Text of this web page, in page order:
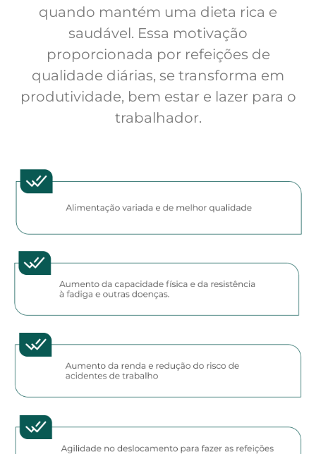
quando mantém uma dieta rica e
saudável. Essa motivação
proporcionada por refeições de
qualidade diárias, se transforma em
produtividade, bem estar e lazer para o
trabalhador.